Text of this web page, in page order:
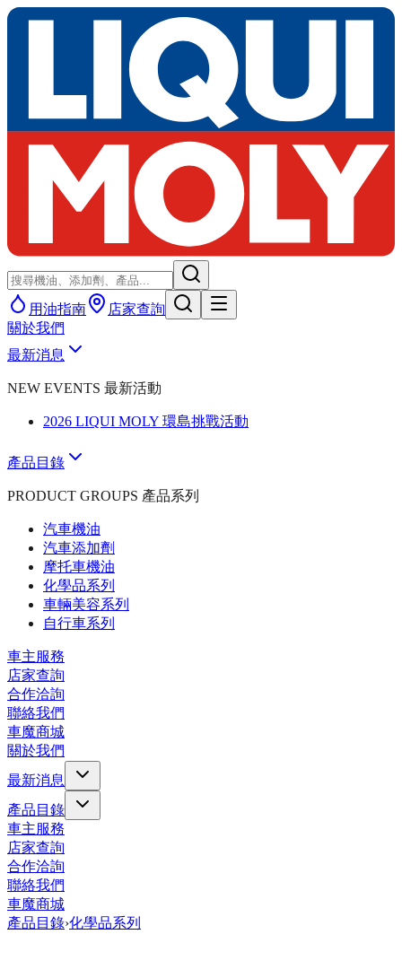
用油指南
店家查詢
關於我們
最新消息
NEW EVENTS 最新活動
2026 LIQUI MOLY 環島挑戰活動
產品目錄
PRODUCT GROUPS 產品系列
汽車機油
汽車添加劑
摩托車機油
化學品系列
車輛美容系列
自行車系列
車主服務
店家查詢
合作洽詢
聯絡我們
車魔商城
關於我們
最新消息
產品目錄
車主服務
店家查詢
合作洽詢
聯絡我們
車魔商城
產品目錄›化學品系列